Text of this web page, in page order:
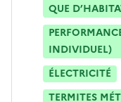
QUE
INDIVIDUEL)
ÉLECTRICITÉ
TERMITES